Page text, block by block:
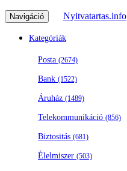
Navigáció Nyitvatartas.info
Kategóriák
Posta (2674)
Bank (1522)
Áruház (1489)
Telekommunikáció (856)
Biztositás (681)
Élelmiszer (503)